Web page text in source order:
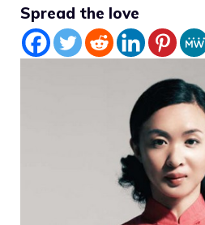
Spread the love